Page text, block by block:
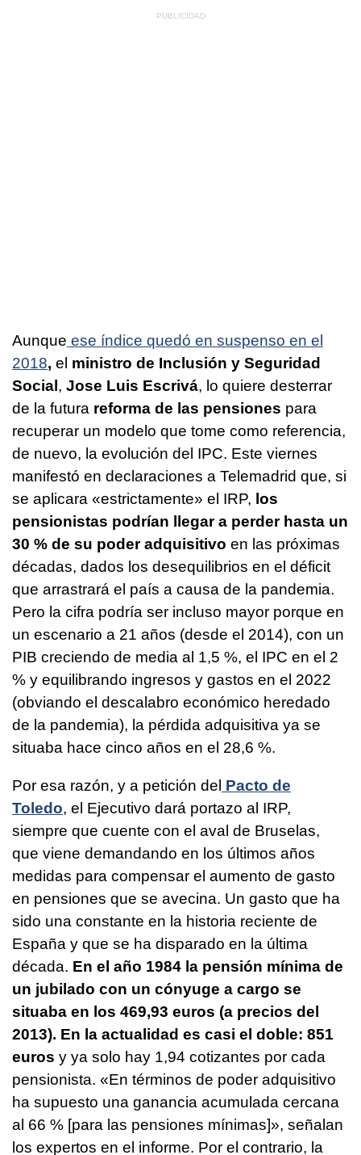
Aunque ese índice quedó en suspenso en el
2018, el ministro de Inclusión y Seguridad
Social, Jose Luis Escrivá, lo quiere desterrar
de la futura reforma de las pensiones para
recuperar un modelo que tome como referencia,
de nuevo, la evolución del IPC. Este viernes
manifestó en declaraciones a Telemadrid que, si
se aplicara «estrictamente» el IRP, los
pensionistas podrían llegar a perder hasta un
30 % de su poder adquisitivo en las próximas
décadas, dados los desequilibrios en el déficit
que arrastrará el país a causa de la pandemia.
Pero la cifra podría ser incluso mayor porque en
un escenario a 21 años (desde el 2014), con un
PIB creciendo de media al 1,5 %, el IPC en el 2
% y equilibrando ingresos y gastos en el 2022
(obviando el descalabro económico heredado
de la pandemia), la pérdida adquisitiva ya se
situaba hace cinco años en el 28,6 %.
Por esa razón, y a petición del Pacto de
Toledo, el Ejecutivo dará portazo al IRP,
siempre que cuente con el aval de Bruselas,
que viene demandando en los últimos años
medidas para compensar el aumento de gasto
en pensiones que se avecina. Un gasto que ha
sido una constante en la historia reciente de
España y que se ha disparado en la última
década. En el año 1984 la pensión mínima de
un jubilado con un cónyuge a cargo se
situaba en los 469,93 euros (a precios del
2013). En la actualidad es casi el doble: 851
euros y ya solo hay 1,94 cotizantes por cada
pensionista. «En términos de poder adquisitivo
ha supuesto una ganancia acumulada cercana
al 66 % [para las pensiones mínimas]», señalan
los expertos en el informe. Por el contrario, la